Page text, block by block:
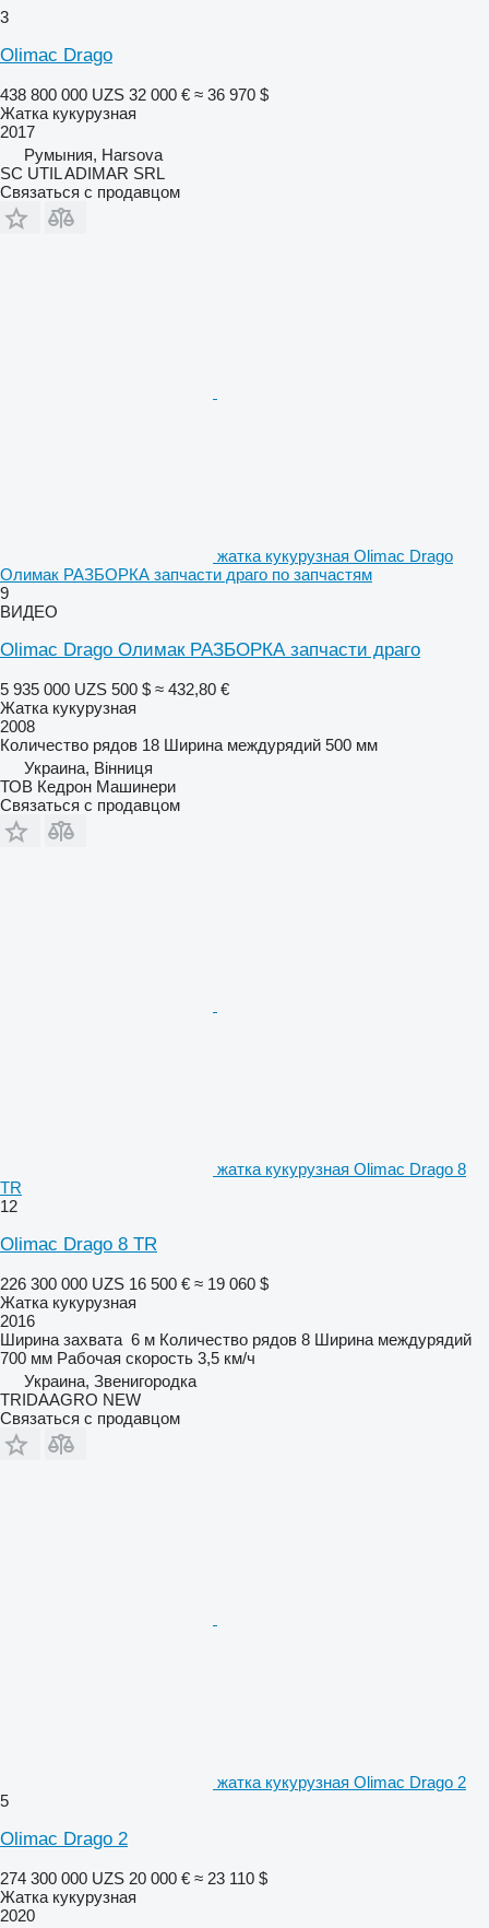
3
Olimac Drago
438 800 000 UZS 32 000 € ≈ 36 970 $
Жатка кукурузная
2017
Румыния, Harsova
SC UTIL ADIMAR SRL
Связаться с продавцом
жатка кукурузная Olimac Drago
Олимак РАЗБОРКА запчасти драго по запчастям
9
ВИДЕО
Olimac Drago Олимак РАЗБОРКА запчасти драго
5 935 000 UZS 500 $ ≈ 432,80 €
Жатка кукурузная
2008
Количество рядов 18 Ширина междурядий 500 мм
Украина, Вінниця
ТОВ Кедрон Машинери
Связаться с продавцом
жатка кукурузная Olimac Drago 8
TR
12
Olimac Drago 8 TR
226 300 000 UZS 16 500 € ≈ 19 060 $
Жатка кукурузная
2016
Ширина захвата 6 м Количество рядов 8 Ширина междурядий
700 мм Рабочая скорость 3,5 км/ч
Украина, Звенигородка
TRIDAAGRO NEW
Связаться с продавцом
жатка кукурузная Olimac Drago 2
5
Olimac Drago 2
274 300 000 UZS 20 000 € ≈ 23 110 $
Жатка кукурузная
2020